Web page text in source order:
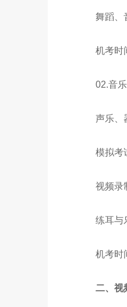
舞蹈、音
机考时间
02.音乐
声乐、
模拟考试
视频录制
练耳与乐
机考时间
二、视